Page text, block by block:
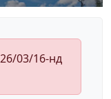
03/16-нд